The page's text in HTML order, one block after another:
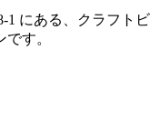
1 にある、クラフトビ
す。